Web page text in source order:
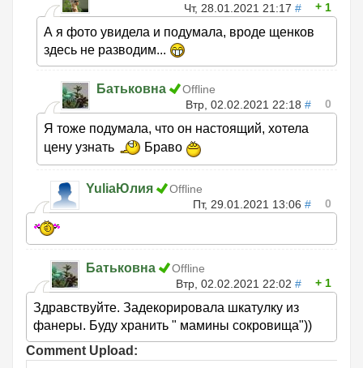
Чт, 28.01.2021 21:17 # 1
А я фото увидела и подумала, вроде щенков
здесь не разводим...
Батьковна
Offline
Втр, 02.02.2021 22:18 # 0
Я тоже подумала, что он настоящий, хотела
цену узнать
Браво
YuliaЮлия
Offline
Пт, 29.01.2021 13:06 # 0
Батьковна
Offline
Втр, 02.02.2021 22:02 # 1
Здравствуйте. Задекорировала шкатулку из
фанеры. Буду хранить " мамины сокровища"))
Comment Upload: